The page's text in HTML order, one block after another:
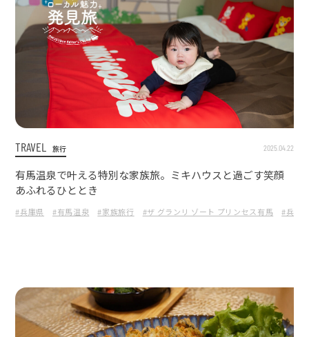
TRAVEL 旅行 2025.04.22
有馬温泉で叶える特別な家族旅。ミキハウスと過ごす笑顔
あふれるひととき
#兵庫県 #有馬温泉 #家族旅行 #ザ グランリ ゾート プリンセス有馬 #兵庫